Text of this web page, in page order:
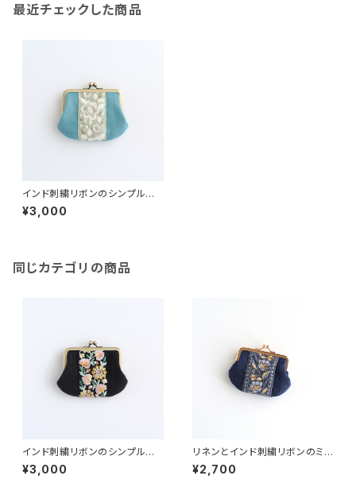
最近チェックした商品
インド刺繍リボンのシンプルな
がま口 ミニ財布 青緑
¥3,000
同じカテゴリの商品
インド刺繍リボンのシンプルな
がま口 ブラック
¥3,000
リネンとインド刺繍リボンのミニ
がま口 ネイビー
¥2,700